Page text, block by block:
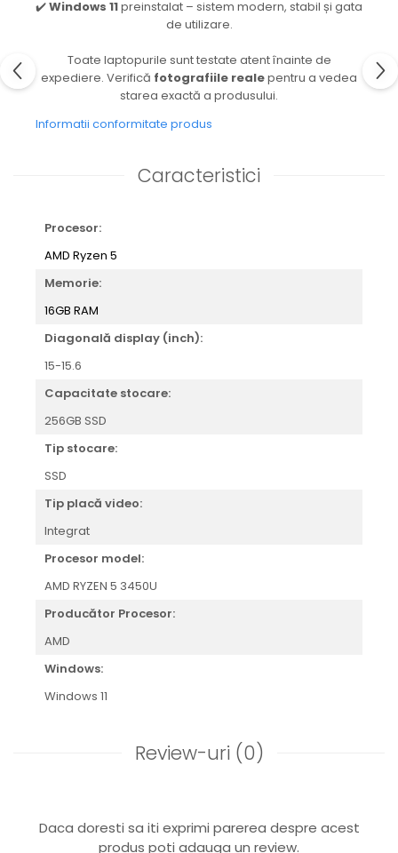
✔️Windows 11preinstalat – sistem modern, stabil și gata
de utilizare.
Toate laptopurile sunt testate atent înainte de
expediere. Verifică fotografiile realepentru a vedea
starea exactă a produsului.
Informatii conformitate produs
Caracteristici
Procesor:
AMD Ryzen 5
Memorie:
16GB RAM
Diagonală display (inch):
15-15.6
Capacitate stocare:
256GB SSD
Tip stocare:
SSD
Tip placă video:
Integrat
Procesor model:
AMD RYZEN 5 3450U
Producător Procesor:
AMD
Windows:
Windows 11
Review-uri (0)
Daca doresti sa iti exprimi parerea despre acest
produs poti adauga un review.